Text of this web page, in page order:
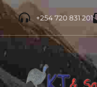
+254 720 831 201